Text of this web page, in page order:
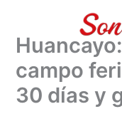
contenido
campo
30 días y